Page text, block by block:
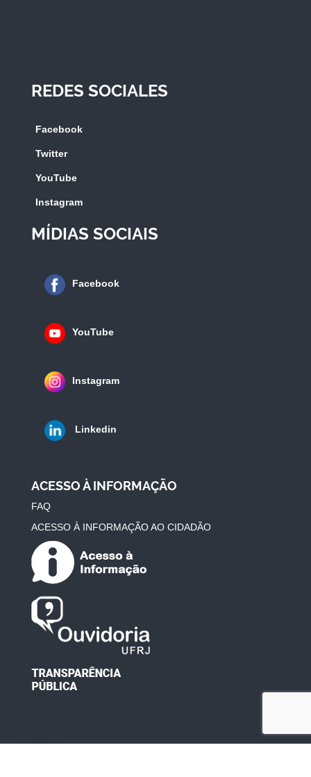
REDES SOCIALES
Facebook
Twitter
YouTube
Instagram
MÍDIAS SOCIAIS
Facebook
YouTube
Instagram
Linkedin
ACESSO À INFORMAÇÃO
FAQ
ACESSO À INFORMAÇÃO AO CIDADÃO